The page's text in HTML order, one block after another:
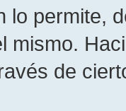
lo permite,
mismo.
de